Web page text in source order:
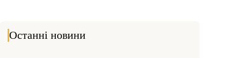
Останні новини